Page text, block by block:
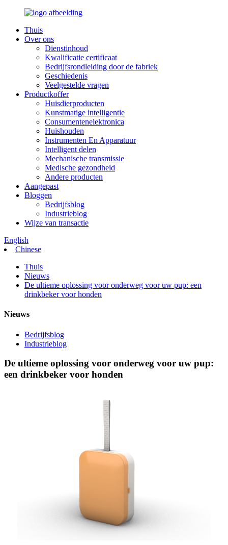
Thuis
Over ons
Dienstinhoud
Kwalificatie certificaat
Bedrijfsrondleiding door de fabriek
Geschiedenis
Veelgestelde vragen
Productkoffer
Huisdierproducten
Kunstmatige intelligentie
Consumentenelektronica
Huishouden
Instrumenten En Apparatuur
Intelligent delen
Mechanische transmissie
Medische gezondheid
Andere producten
Aangepast
Bloggen
Bedrijfsblog
Industrieblog
Wijze van transactie
English
Chinese
Thuis
Nieuws
De ultieme oplossing voor onderweg voor uw pup: een
drinkbeker voor honden
Nieuws
Bedrijfsblog
Industrieblog
De ultieme oplossing voor onderweg voor uw pup:
een drinkbeker voor honden